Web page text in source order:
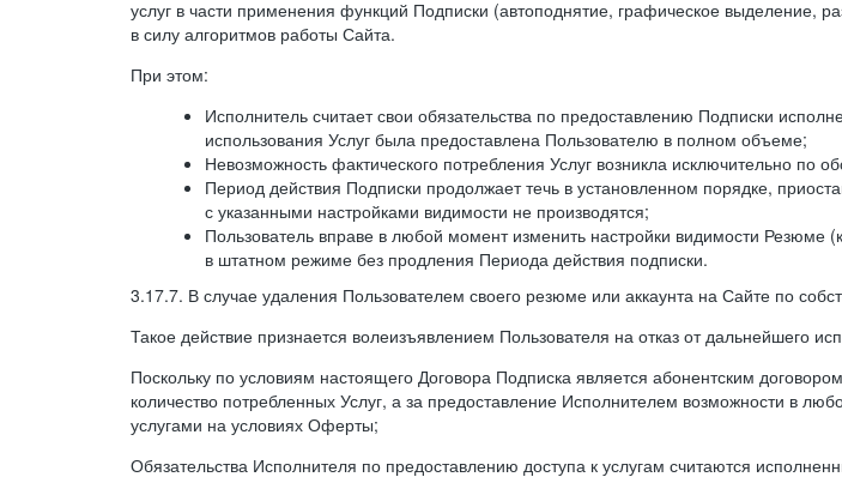
услуг в части применения функций Подписки (автоподнятие, графическое выделение,
в силу алгоритмов работы Сайта.
При этом:
Исполнитель считает свои обязательства по предоставлению Подписки
использования Услуг была предоставлена Пользователю в полном объеме;
Невозможность фактического потребления Услуг возникла исключительно по
Период действия Подписки продолжает течь в установленном порядке,
с указанными настройками видимости не производятся;
Пользователь вправе в любой момент изменить настройки видимости
в штатном режиме без продления Периода действия подписки.
3.17.7. В случае удаления Пользователем своего резюме или аккаунта на Сайте по
Такое действие признается волеизъявлением Пользователя на отказ от дальнейшего
Поскольку по условиям настоящего Договора Подписка является абонентским
количество потребленных Услуг, а за предоставление Исполнителем возможности в
услугами на условиях Оферты;
Обязательства Исполнителя по предоставлению доступа к услугам считаются